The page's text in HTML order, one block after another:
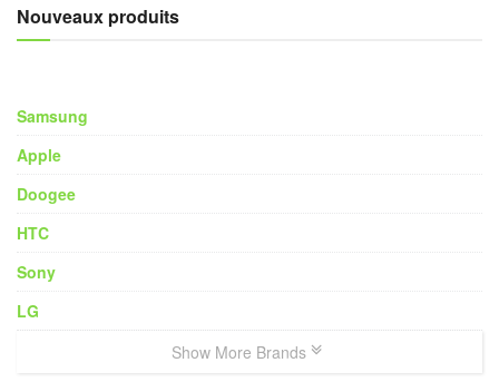
Nouveaux produits
Samsung
Apple
Doogee
HTC
Sony
LG
Show More Brands